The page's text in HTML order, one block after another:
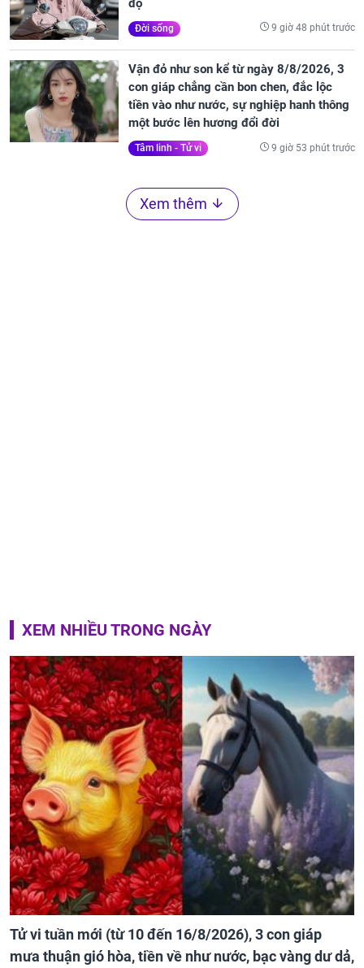
độ
Đời sống 9 giờ 48 phút trước
Vận đỏ như son kể từ ngày 8/8/2026, 3
con giáp chẳng cần bon chen, đắc lộc
tiền vào như nước, sự nghiệp hanh thông
một bước lên hương đổi đời
Tâm linh - Tử vi 9 giờ 53 phút trước
Xem thêm
XEM NHIỀU TRONG NGÀY
Tử vi tuần mới (từ 10 đến 16/8/2026), 3 con giáp
mưa thuận gió hòa, tiền về như nước, bạc vàng dư dả,